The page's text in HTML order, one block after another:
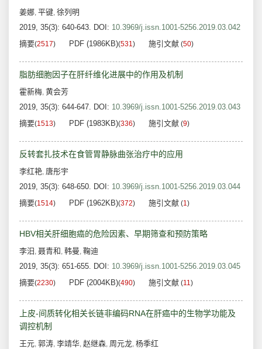
姜娜, 平键, 徐列明
2019, 35(3): 640-643. DOI: 10.3969/j.issn.1001-5256.2019.03.042
摘要(2517) PDF (1986KB)(531) 施引文献 (50)
脂肪细胞因子在肝纤维化进展中的作用及机制
霍新梅, 黄会芳
2019, 35(3): 644-647. DOI: 10.3969/j.issn.1001-5256.2019.03.043
摘要(1513) PDF (1983KB)(336) 施引文献 (9)
反转套扎技术在食管胃静脉曲张治疗中的应用
李红艳, 唐彤宇
2019, 35(3): 648-650. DOI: 10.3969/j.issn.1001-5256.2019.03.044
摘要(1514) PDF (1962KB)(372) 施引文献 (1)
HBV相关肝细胞癌的危险因素、早期筛查和预防策略
李汨 , 聂青和 , 韩曼, 鞠迪
2019, 35(3): 651-655. DOI: 10.3969/j.issn.1001-5256.2019.03.045
摘要(2230) PDF (2004KB)(490) 施引文献 (11)
上皮-间质转化相关长链非编码RNA在肝癌中的生物学功能及
调控机制
王元, 郭涛, 李靖华, 赵继森, 周元龙, 杨季红